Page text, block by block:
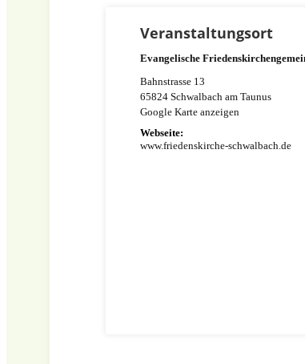
Veranstaltungsort
Evangelische
Bahnstrasse 13
65824 Schwalbach am Taunus
Google Karte anzeigen
Webseite:
www.friedenskirche-schwalbach.de